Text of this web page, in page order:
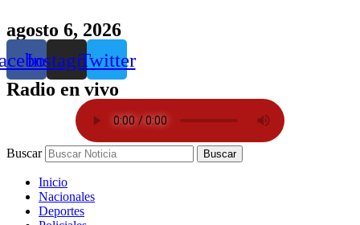
agosto 6, 2026
InstagramTwitter
Radio en vivo
Buscar Buscar
Inicio
Nacionales
Deportes